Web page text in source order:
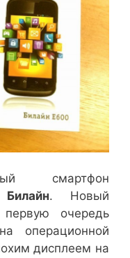
смартфон
Билайн. Новый
очередь
операционной
дисплеем на